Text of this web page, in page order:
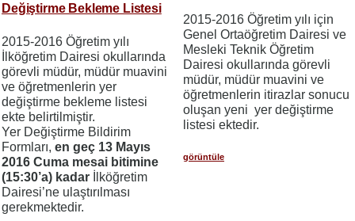
Değiştirme Bekleme Listesi
2015-2016 Öğretim yılı
İlköğretim Dairesi okullarında
görevli müdür, müdür muavini
ve öğretmenlerin yer
değiştirme bekleme listesi
ekte belirtilmiştir.
Yer Değiştirme Bildirim
Formları, en geç 13 Mayıs
2016 Cuma mesai bitimine
(15:30’a) kadar İlköğretim
Dairesi’ne ulaştırılması
gerekmektedir.
2015-2016 Öğretim yılı için
Genel Ortaöğretim Dairesi ve
Mesleki Teknik Öğretim
Dairesi okullarında görevli
müdür, müdür muavini ve
öğretmenlerin itirazlar sonucu
oluşan yeni yer değiştirme
listesi ektedir.
görüntüle